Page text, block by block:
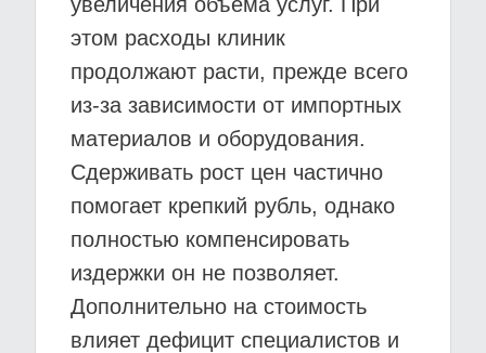
этом расходы клиник
продолжают расти, прежде всего
из-за зависимости от импортных
материалов и оборудования.
Сдерживать рост цен частично
помогает крепкий рубль, однако
полностью компенсировать
издержки он не позволяет.
Дополнительно на стоимость
влияет дефицит специалистов и